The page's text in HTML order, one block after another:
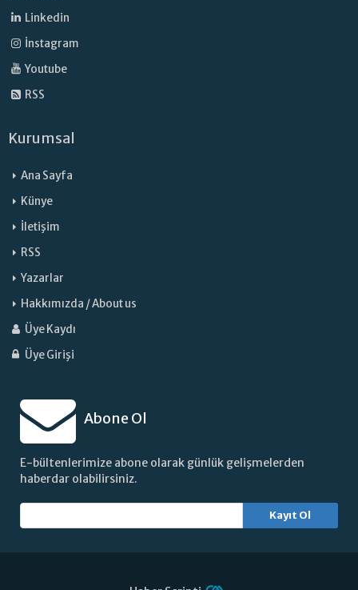
Linkedin
İnstagram
Youtube
RSS
Kurumsal
Ana Sayfa
Künye
İletişim
RSS
Yazarlar
Hakkımızda / About us
Üye Kaydı
Üye Girişi
Abone Ol
E-bültenlerimize abone olarak günlük gelişmelerden
haberdar olabilirsiniz.
Kayıt Ol